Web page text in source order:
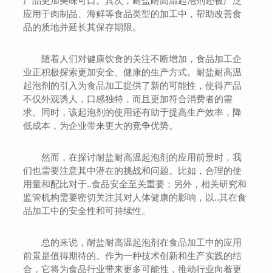
应用于肉制品、海鲜等食品类型的加工中，帮助改善食
品的质地并延长其保存期限。
随着人们对健康饮食的关注不断增加，食品加工企
业正积极探索更加安全、健康的生产方式。耐盐耐高温
起泡剂的引入为食品加工提供了新的可能性，使得产品
不仅外观诱人，口感独特，而且更加符合消费者的需
求。同时，该起泡剂的使用还有助于提高生产效率，降
低成本，为企业带来更大的竞争优势。
然而，在探讨耐盐耐高温起泡剂的应用前景时，我
们也需要注意其中潜在的挑战和问题。比如，合理的使
用量和配比对于..食品安全至关重要；另外，相关研究和
监管机构需要密切关注其对人体健康的影响，以..其在食
品加工中的安全性和可持续性。
总的来说，耐盐耐高温起泡剂在食品加工中的应用
前景是值得期待的。作为一种技术创新和生产实践的结
合，它将为食品行业带来更多可能性，推动行业向着更